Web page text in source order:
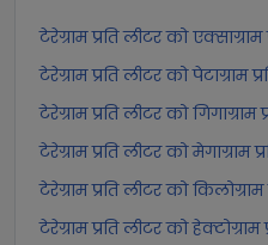
टेरेग्राम प्रति लीटर को
टेरेग्राम प्रति लीटर को पेटाग्राम
टेरेग्राम प्रति लीटर को
टेरेग्राम प्रति लीटर को मेगाग्राम
टेरेग्राम प्रति लीटर को
टेरेग्राम प्रति लीटर को